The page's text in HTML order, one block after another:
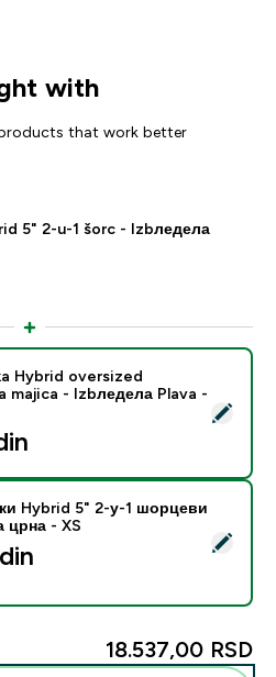
with
that work better
5" 2-u-1 šorc - Izbледела
MP muška Hybrid oversized
Hybrid oversized
majica - Izbледела Plava -
- MP Мушки Hybrid 5" 2-у-1
Hybrid 5" 2-у-1 шорцеви
црна - XS
18.537,00 RSD‎